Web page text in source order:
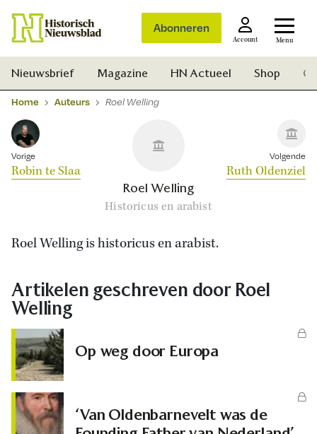
Abonneren
Account Menu
Nieuwsbrief Magazine HN Actueel Shop
Home Auteurs Roel Welling
Vorige
Robin te Slaa
Roel Welling
Historicus en arabist
Volgende
Ruth Oldenziel
Roel Welling is historicus en arabist.
Artikelen geschreven door Roel
Welling
Op weg door Europa
‘Van Oldenbarnevelt was de